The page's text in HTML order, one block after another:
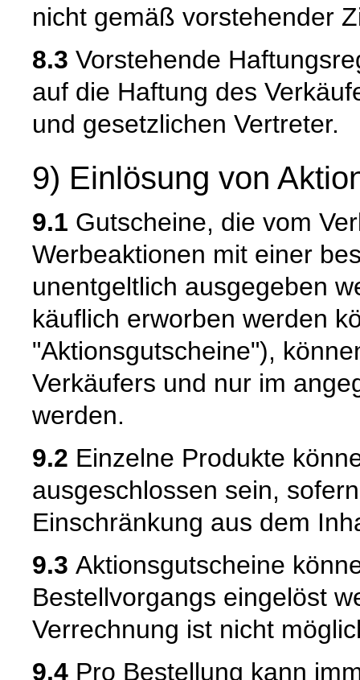
nicht gemäß vorstehender
8.3 Vorstehende
auf die Haftung des
und gesetzlichen Vertreter.
9) Einlösung von
9.1 Gutscheine, die vom
Werbeaktionen mit einer
unentgeltlich ausgegeben
käuflich erworben werden
"Aktionsgutscheine"),
Verkäufers und nur im
werden.
9.2 Einzelne Produkte
ausgeschlossen sein,
Einschränkung aus dem
9.3 Aktionsgutscheine
Bestellvorgangs eingelöst
Verrechnung ist nicht
9.4 Pro Bestellung kann